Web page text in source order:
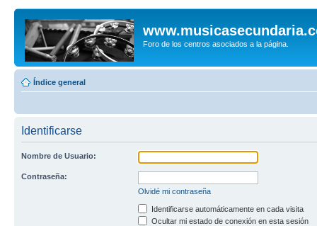
Foro de los centros asociados a la página.
Índice general
Identificarse
Nombre de Usuario:
Contraseña:
Olvidé mi contraseña
Identificarse automáticamente en cada visita
Ocultar mi estado de conexión en esta sesión